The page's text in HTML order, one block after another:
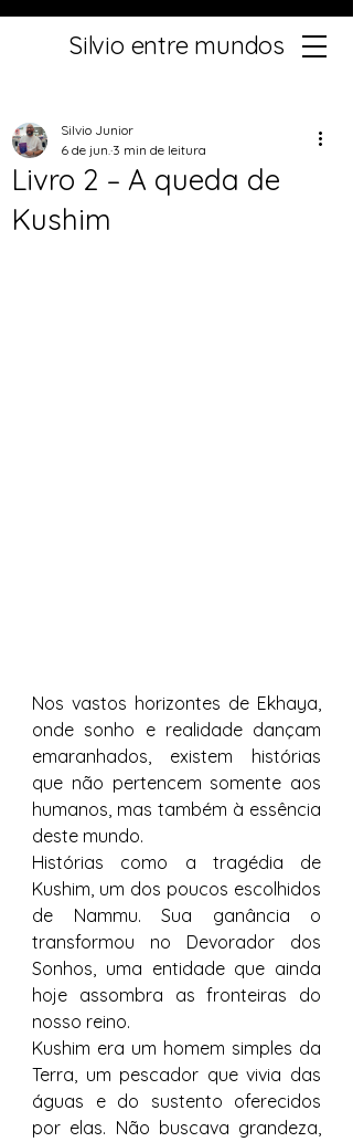
Silvio entre mundos
Livro 2 – A queda de
Kushim
Silvio Junior
6 de jun. 3 min de leitura
Nos vastos horizontes de Ekhaya,
onde sonho e realidade dançam
emaranhados, existem histórias
que não pertencem somente aos
humanos, mas também à essência
deste mundo.
Histórias como a tragédia de
Kushim, um dos poucos escolhidos
de Nammu. Sua ganância o
transformou no Devorador dos
Sonhos, uma entidade que ainda
hoje assombra as fronteiras do
nosso reino.
Kushim era um homem simples da
Terra, um pescador que vivia das
águas e do sustento oferecidos
por elas. Não buscava grandeza,